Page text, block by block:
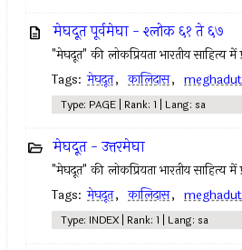
मेघदूत पूर्वमेघा - श्लोक ६१ ते ६७
"मेघदूत" की लोकप्रियता भारतीय साहित्य में
Tags: मेघदूत, कालिदास, meghadut
Type: PAGE | Rank: 1 | Lang: sa
मेघदूत - उत्तरमेघा
"मेघदूत" की लोकप्रियता भारतीय साहित्य में
Tags: मेघदूत, कालिदास, meghadut
Type: INDEX | Rank: 1 | Lang: sa